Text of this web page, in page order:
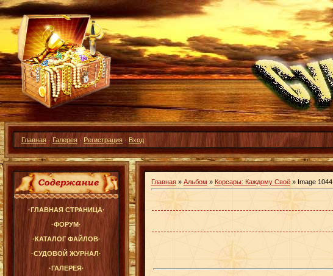
Главная · Галерея · Регистрация · Вход
·ГЛАВНАЯ СТРАНИЦА·
·ФОРУМ·
·КАТАЛОГ ФАЙЛОВ·
·СУДОВОЙ ЖУРНАЛ·
·ГАЛЕРЕЯ·
Главная» Альбом » Корсары: Каждому Своё» Image 1044